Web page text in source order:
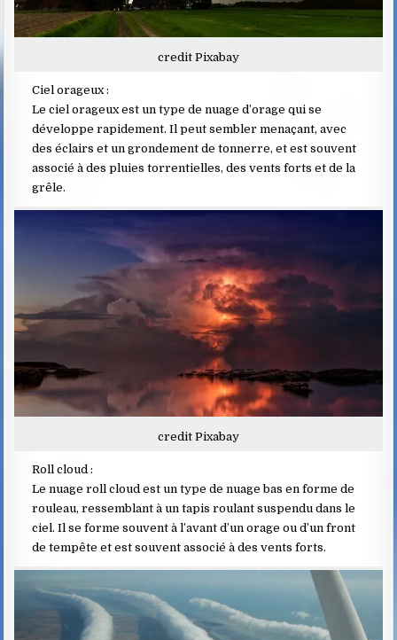
credit Pixabay
Ciel orageux :
Le ciel orageux est un type de nuage d’orage qui se
développe rapidement. Il peut sembler menaçant, avec
des éclairs et un grondement de tonnerre, et est souvent
associé à des pluies torrentielles, des vents forts et de la
grêle.
credit Pixabay
Roll cloud :
Le nuage roll cloud est un type de nuage bas en forme de
rouleau, ressemblant à un tapis roulant suspendu dans le
ciel. Il se forme souvent à l’avant d’un orage ou d’un front
de tempête et est souvent associé à des vents forts.